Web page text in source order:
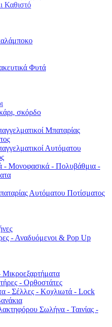
Καθιστό
Φυτά
σκόρδο
Μπαταρίας
Αυτόματου
- Μονοφασικά - Πολυβάθμια -
Αυτόματου Ποτίσματος
- Αναδυόμενοι & Pop Up
- Ορθοστάτες
- Σέλλες - Κοχλιωτά - Lock
Σωλήνα - Ταινίας -